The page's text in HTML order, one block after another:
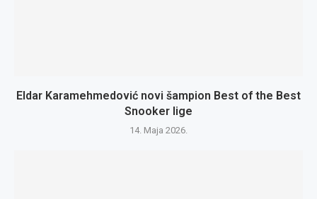
Eldar Karamehmedović novi šampion Best of the Best
Snooker lige
14. Maja 2026.